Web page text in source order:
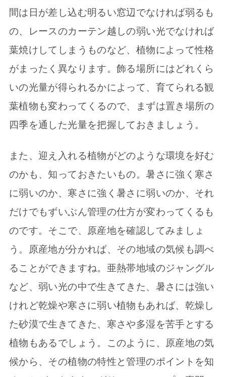
間は日が差し込む明るい窓辺でなければ弱るも
の、レースのカーテン越しの弱い光でなければ
葉焼けしてしまうものなど、植物によって性格
がまったく異なります。飾る場所にはどれくら
いの光量が得られるかによって、育てられる観
葉植物も変わってくるので、まずは置き場所の
四季を通した光量を把握しておきましょう。
また、迎え入れる植物がどのような環境を好む
のかも、知っておきたいもの。暑さに強く寒さ
に弱いのか、寒さに強く暑さに弱いのか、それ
だけでもずいぶん管理の仕方が変わってくるも
のです。そこで、原産地を確認してみましょ
う。原産地が分かれば、その地域の気候も調べ
ることができますね。亜熱帯地域のジャングル
など、弱い光の中で生きてきた、暑さには強い
けれど乾燥や寒さに弱い植物もあれば、乾燥し
た砂漠で生きてきた、寒さや多湿を苦手とする
植物もあるでしょう。このように、原産地の気
候から、その植物の特性と管理のポイントを知